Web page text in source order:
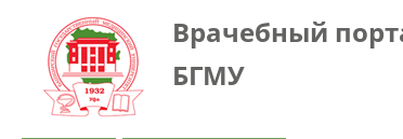
Врачебный
БГМУ